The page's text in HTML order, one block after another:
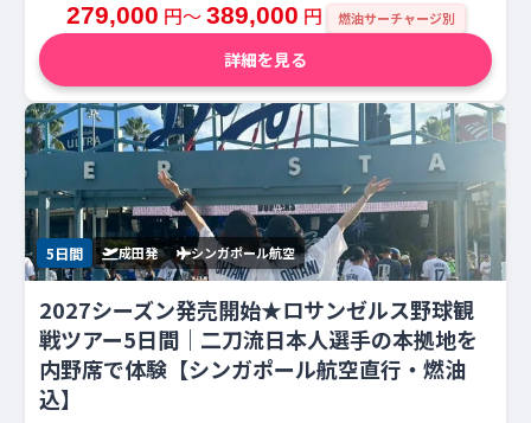
279,000 円〜389,000 円 燃油サーチャージ別
詳細を見る
5日間 成田発 シンガポール航空
2027シーズン発売開始★ロサンゼルス野球観
戦ツアー5日間｜二刀流日本人選手の本拠地を
内野席で体験【シンガポール航空直行・燃油
込】